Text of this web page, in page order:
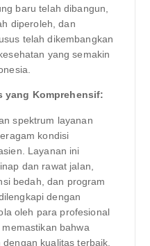
baru telah dibangun,
diperoleh, dan
telah dikembangkan
yang semakin
yang Komprehensif:
spektrum layanan
kondisi
Layanan ini
dan rawat jalan,
bedah, dan program
dengan
oleh para profesional
bahwa
kualitas terbaik.